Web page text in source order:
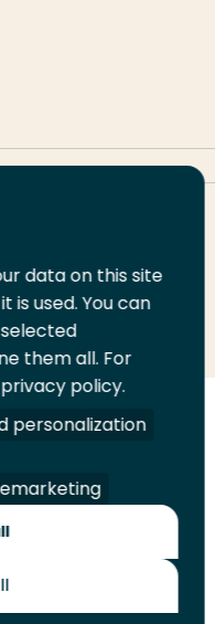
Contact
data on this site
used. You can
them all. For
policy.
personalization